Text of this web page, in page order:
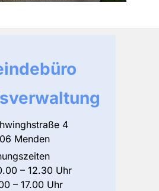
4
Menden
– 12.30 Uhr
– 17.00 Uhr